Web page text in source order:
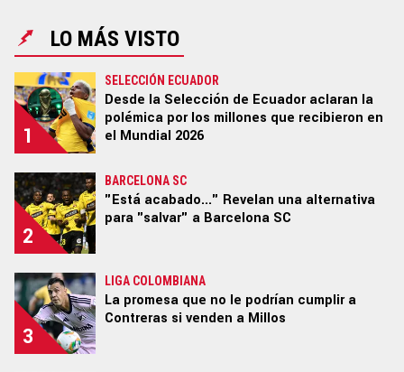
MESSI
CR7
NBA
SPOILER
Ediciones: | US EDITION US LATINO | ARGENTINA
BRASIL | COLOMBIA
ECUADOR |
LO MÁS VISTO
1
SELECCIÓN ECUADOR
Desde la Selección de Ecuador aclaran la
polémica por los millones que recibieron en
el Mundial 2026
2
BARCELONA SC
"Está acabado..." Revelan una alternativa
para "salvar" a Barcelona SC
3
LIGA COLOMBIANA
La promesa que no le podrían cumplir a
Contreras si venden a Millos